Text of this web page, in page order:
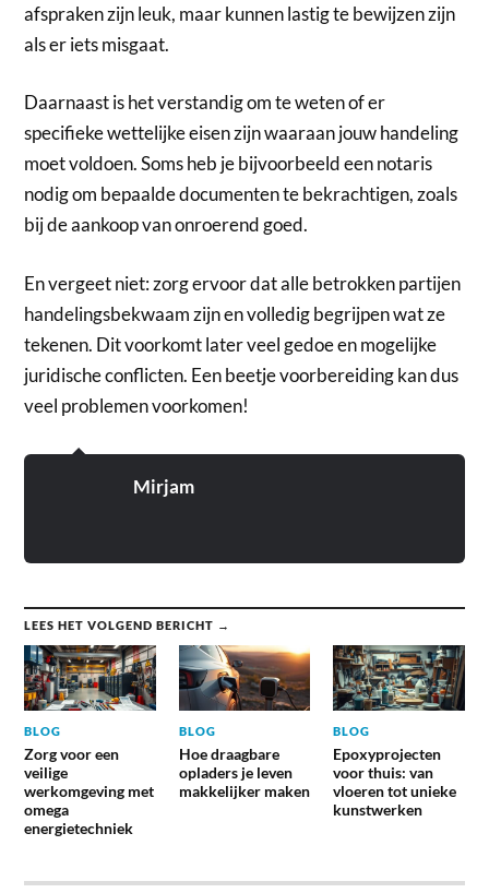
afspraken zijn leuk, maar kunnen lastig te bewijzen zijn
als er iets misgaat.
Daarnaast is het verstandig om te weten of er
specifieke wettelijke eisen zijn waaraan jouw handeling
moet voldoen. Soms heb je bijvoorbeeld een notaris
nodig om bepaalde documenten te bekrachtigen, zoals
bij de aankoop van onroerend goed.
En vergeet niet: zorg ervoor dat alle betrokken partijen
handelingsbekwaam zijn en volledig begrijpen wat ze
tekenen. Dit voorkomt later veel gedoe en mogelijke
juridische conflicten. Een beetje voorbereiding kan dus
veel problemen voorkomen!
Mirjam
LEES HET VOLGEND BERICHT →
BLOG
Zorg voor een
veilige
werkomgeving met
omega
energietechniek
BLOG
Hoe draagbare
opladers je leven
makkelijker maken
BLOG
Epoxyprojecten
voor thuis: van
vloeren tot unieke
kunstwerken